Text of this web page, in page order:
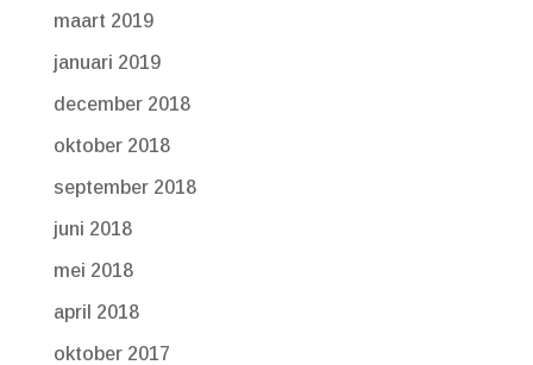
maart 2019
januari 2019
december 2018
oktober 2018
september 2018
juni 2018
mei 2018
april 2018
oktober 2017